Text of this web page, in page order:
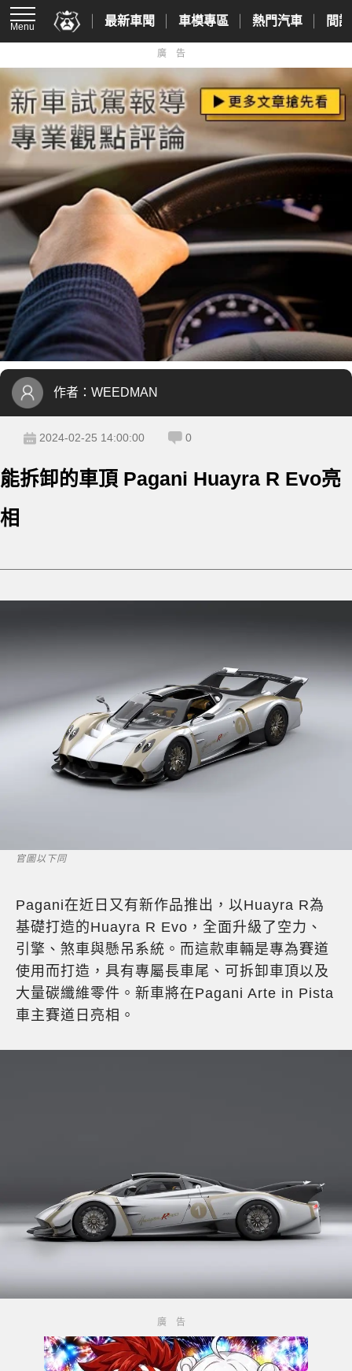
Menu 最新車聞 車模專區 熱門汽車 間
廣告
作者： WEEDMAN
2024-02-25 14:00:00 0
能拆卸的車頂 Pagani Huayra R Evo亮
相
官圖以下同
Pagani在近日又有新作品推出，以Huayra R為
基礎打造的Huayra R Evo，全面升級了空力、
引擎、煞車與懸吊系統。而這款車輛是專為賽道
使用而打造，具有專屬長車尾、可拆卸車頂以及
大量碳纖維零件。新車將在Pagani Arte in Pista
車主賽道日亮相。